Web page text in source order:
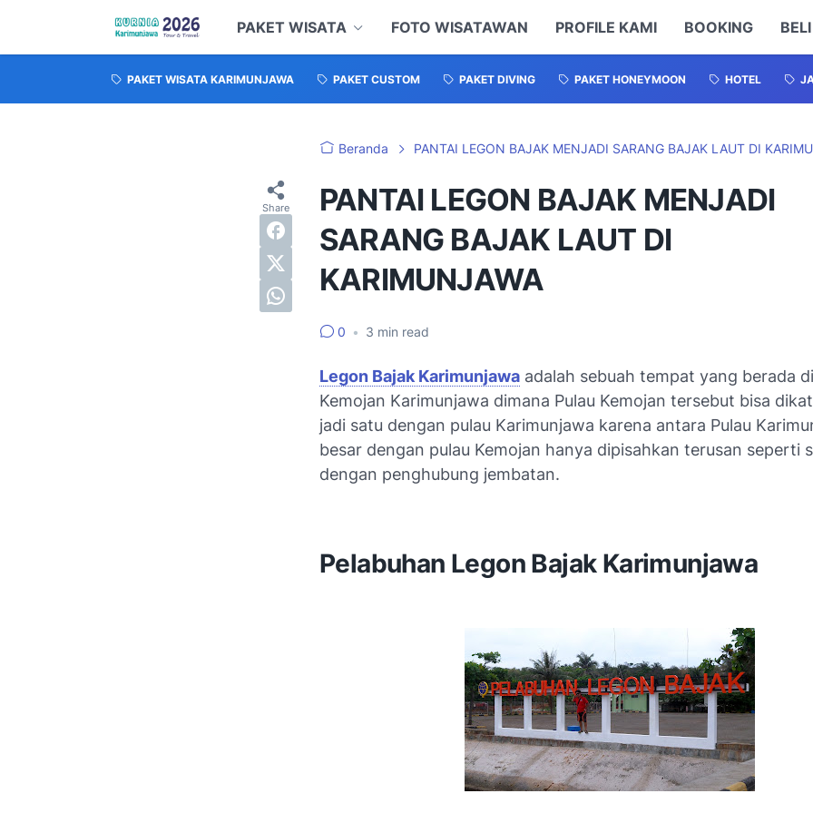
PAKET WISATA FOTO WISATAWAN PROFILE KAMI BOOKING
PAKET WISATA KARIMUNJAWA PAKET CUSTOM PAKET DIVING PAKET HONEYMOON HOTEL
Beranda PANTAI LEGON BAJAK MENJADI SARANG BAJAK LAUT DI
PANTAI LEGON BAJAK MENJADI
SARANG BAJAK LAUT DI
KARIMUNJAWA
0 • 3 min read
Legon Bajak Karimunjawa adalah sebuah tempat yang berada
Kemojan Karimunjawa dimana Pulau Kemojan tersebut bisa
jadi satu dengan pulau Karimunjawa karena antara Pulau
besar dengan pulau Kemojan hanya dipisahkan terusan seperti
dengan penghubung jembatan.
Pelabuhan Legon Bajak Karimunjawa